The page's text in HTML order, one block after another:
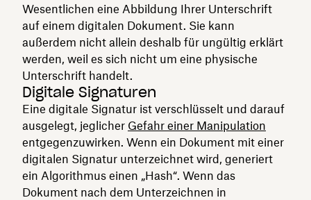
Wesentlichen eine Abbildung Ihrer Unterschrift
auf einem digitalen Dokument. Sie kann
außerdem nicht allein deshalb für ungültig erklärt
werden, weil es sich nicht um eine physische
Unterschrift handelt.
Digitale Signaturen
Eine digitale Signatur ist verschlüsselt und darauf
ausgelegt, jeglicher Gefahr einer Manipulation
entgegenzuwirken. Wenn ein Dokument mit einer
digitalen Signatur unterzeichnet wird, generiert
ein Algorithmus einen „Hash“. Wenn das
Dokument nach dem Unterzeichnen in